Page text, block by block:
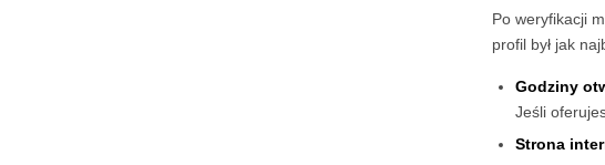
Po weryfikacji
profil był jak
Godziny
Jeśli
Strona